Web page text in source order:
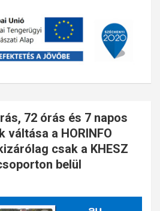
72 órás és 7 napos
váltása a HORINFO
csak a KHESZ
belül